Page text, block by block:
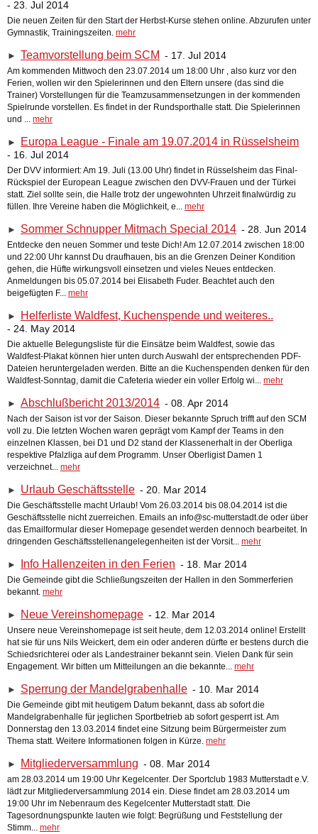
- 23. Jul 2014
Die neuen Zeiten für den Start der Herbst-Kurse stehen online. Abzurufen unter
Gymnastik, Trainingszeiten. mehr
► Teamvorstellung beim SCM - 17. Jul 2014
Am kommenden Mittwoch den 23.07.2014 um 18:00 Uhr , also kurz vor den
Ferien, wollen wir den Spielerinnen und den Eltern unsere (das sind die
Trainer) Vorstellungen für die Teamzusammensetzungen in der kommenden
Spielrunde vorstellen. Es findet in der Rundsporthalle statt. Die Spielerinnen
und ... mehr
► Europa League - Finale am 19.07.2014 in Rüsselsheim
- 16. Jul 2014
Der DVV informiert: Am 19. Juli (13.00 Uhr) findet in Rüsselsheim das Final-
Rückspiel der European League zwischen den DVV-Frauen und der Türkei
statt. Ziel sollte sein, die Halle trotz der ungewohnten Uhrzeit finalwürdig zu
füllen. Ihre Vereine haben die Möglichkeit, e... mehr
► Sommer Schnupper Mitmach Special 2014 - 28. Jun 2014
Entdecke den neuen Sommer und teste Dich! Am 12.07.2014 zwischen 18:00
und 22:00 Uhr kannst Du draufhauen, bis an die Grenzen Deiner Kondition
gehen, die Hüfte wirkungsvoll einsetzen und vieles Neues entdecken.
Anmeldungen bis 05.07.2014 bei Elisabeth Fuder. Beachtet auch den
beigefügten F... mehr
► Helferliste Waldfest, Kuchenspende und weiteres..
- 24. May 2014
Die aktuelle Belegungsliste für die Einsätze beim Waldfest, sowie das
Waldfest-Plakat können hier unten durch Auswahl der entsprechenden PDF-
Dateien heruntergeladen werden. Bitte an die Kuchenspenden denken für den
Waldfest-Sonntag, damit die Cafeteria wieder ein voller Erfolg wi... mehr
► Abschlußbericht 2013/2014 - 08. Apr 2014
Nach der Saison ist vor der Saison. Dieser bekannte Spruch trifft auf den SCM
voll zu. Die letzten Wochen waren geprägt vom Kampf der Teams in den
einzelnen Klassen, bei D1 und D2 stand der Klassenerhalt in der Oberliga
respektive Pfalzliga auf dem Programm. Unser Oberligist Damen 1
verzeichnet... mehr
► Urlaub Geschäftsstelle - 20. Mar 2014
Die Geschäftsstelle macht Urlaub! Vom 26.03.2014 bis 08.04.2014 ist die
Geschäftsstelle nicht zuerreichen. Emails an info@sc-mutterstadt.de oder über
das Emailformular dieser Homepage gesendet werden dennoch bearbeitet. In
dringenden Geschäftsstellenangelegenheiten ist der Vorsit... mehr
► Info Hallenzeiten in den Ferien - 18. Mar 2014
Die Gemeinde gibt die Schließungszeiten der Hallen in den Sommerferien
bekannt. mehr
► Neue Vereinshomepage - 12. Mar 2014
Unsere neue Vereinshomepage ist seit heute, dem 12.03.2014 online! Erstellt
hat sie für uns Nils Weickert, dem ein oder anderen dürfte er bestens durch die
Schiedsrichterei oder als Landestrainer bekannt sein. Vielen Dank für sein
Engagement. Wir bitten um Mitteilungen an die bekannte... mehr
► Sperrung der Mandelgrabenhalle - 10. Mar 2014
Die Gemeinde gibt mit heutigem Datum bekannt, dass ab sofort die
Mandelgrabenhalle für jeglichen Sportbetrieb ab sofort gesperrt ist. Am
Donnerstag den 13.03.2014 findet eine Sitzung beim Bürgermeister zum
Thema statt. Weitere Informationen folgen in Kürze. mehr
► Mitgliederversammlung - 08. Mar 2014
am 28.03.2014 um 19:00 Uhr Kegelcenter. Der Sportclub 1983 Mutterstadt e.V.
lädt zur Mitgliederversammlung 2014 ein. Diese findet am 28.03.2014 um
19:00 Uhr im Nebenraum des Kegelcenter Mutterstadt statt. Die
Tagesordnungspunkte lauten wie folgt: Begrüßung und Feststellung der
Stimm... mehr